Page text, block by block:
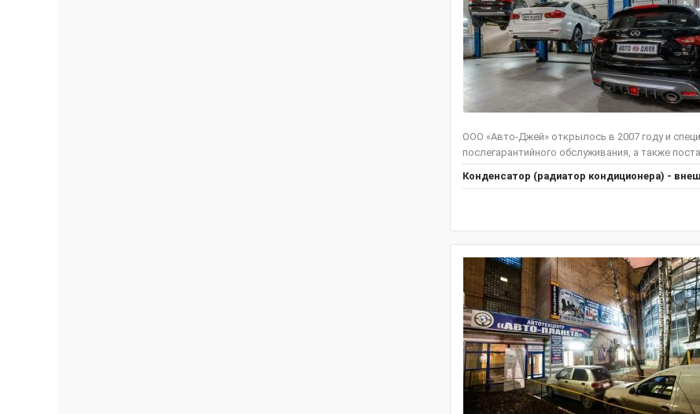
ООО «Авто-Джей» открылось в 2007 году и
послегарантийного обслуживания, а также
Конденсатор (радиатор кондиционера) -